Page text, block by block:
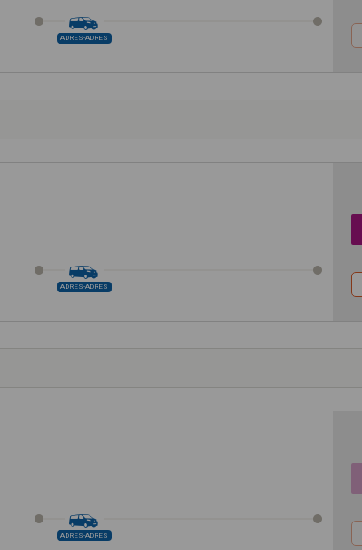
ADRES-ADRES
ADRES-ADRES
ADRES-ADRES